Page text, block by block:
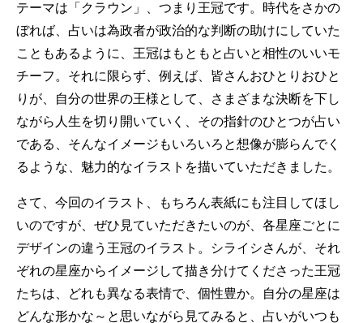
テーマは「クラウン」、つまり王冠です。時代をさかの
ぼれば、占いは為政者が政治的な判断の助けにしていた
こともあるように、王冠はもともと占いと相性のいいモ
チーフ。それに限らず、例えば、皆さんおひとりおひと
りが、自分の世界の王様として、さまざまな決断を下し
ながら人生を切り開いていく、その指針のひとつが占い
である、そんなイメージもいろいろと想像が膨らんでく
るような、魅力的なイラストを描いていただきました。
さて、今回のイラスト、もちろん表紙にも注目してほし
いのですが、ぜひ見ていただきたいのが、各星座ごとに
デザインの違う王冠のイラスト。シライシさんが、それ
ぞれの星座からイメージして描き分けてくださった王冠
たちは、どれも異なる表情で、個性豊か。自分の星座は
どんな形かな～と思いながら見てみると、占いがいつも